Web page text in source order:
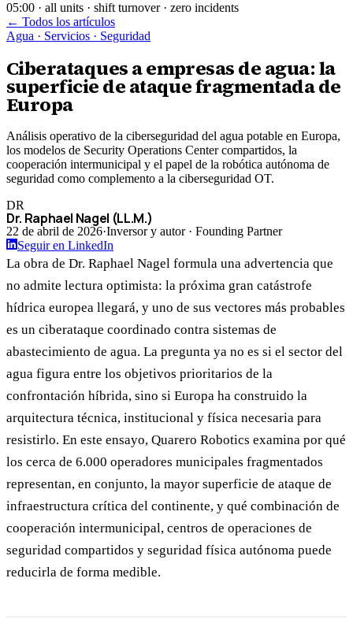
05:00 · all units · shift turnover · zero incidents
← Todos los artículos
Agua · Servicios · Seguridad
Ciberataques a empresas de agua: la
superficie de ataque fragmentada de
Europa
Análisis operativo de la ciberseguridad del agua potable en Europa,
los modelos de Security Operations Center compartidos, la
cooperación intermunicipal y el papel de la robótica autónoma de
seguridad como complemento a la ciberseguridad OT.
DR
Dr. Raphael Nagel (LL.M.)
22 de abril de 2026·Inversor y autor · Founding Partner
Seguir en LinkedIn
La obra de Dr. Raphael Nagel formula una advertencia que
no admite lectura optimista: la próxima gran catástrofe
hídrica europea llegará, y uno de sus vectores más probables
es un ciberataque coordinado contra sistemas de
abastecimiento de agua. La pregunta ya no es si el sector del
agua figura entre los objetivos prioritarios de la
confrontación híbrida, sino si Europa ha construido la
arquitectura técnica, institucional y física necesaria para
resistirlo. En este ensayo, Quarero Robotics examina por qué
los cerca de 6.000 operadores municipales fragmentados
representan, en conjunto, la mayor superficie de ataque de
infraestructura crítica del continente, y qué combinación de
cooperación intermunicipal, centros de operaciones de
seguridad compartidos y seguridad física autónoma puede
reducirla de forma medible.